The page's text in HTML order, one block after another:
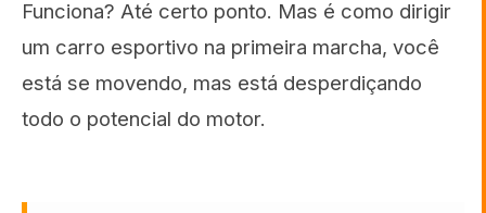
Funciona? Até certo ponto. Mas é como dirigir
um carro esportivo na primeira marcha, você
está se movendo, mas está desperdiçando
todo o potencial do motor.